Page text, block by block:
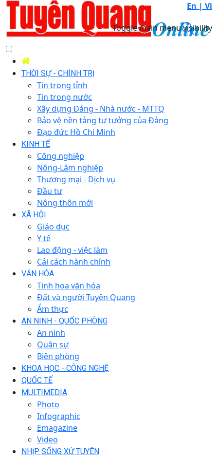
En | Vi
Toggle main menu visibility
THỜI SỰ - CHÍNH TRỊ
Tin trong tỉnh
Tin trong nước
Xây dựng Đảng - Nhà nước - MTTQ
Bảo vệ nền tảng tư tưởng của Đảng
Đạo đức Hồ Chí Minh
KINH TẾ
Công nghiệp
Nông-Lâm nghiệp
Thương mại - Dịch vụ
Đầu tư
Nông thôn mới
XÃ HỘI
Giáo dục
Y tế
Lao động - việc làm
Cải cách hành chính
VĂN HÓA
Tinh hoa văn hóa
Đất và người Tuyên Quang
Ẩm thực
AN NINH - QUỐC PHÒNG
An ninh
Quân sự
Biên phòng
KHOA HỌC - CÔNG NGHỆ
QUỐC TẾ
MULTIMEDIA
Photo
Infographic
Emagazine
Video
NHỊP SỐNG XỨ TUYÊN